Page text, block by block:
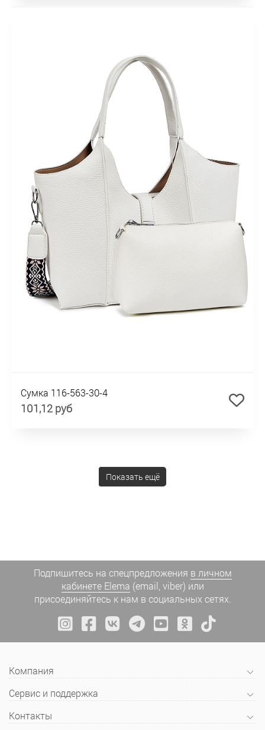
Сумка 116-563-30-4
101,12 руб
Показать ещё
Подпишитесь на спецпредложения в личном
кабинете Elema (email, viber) или
присоединяйтесь к нам в социальных сетях.
Компания
Сервис и поддержка
Контакты